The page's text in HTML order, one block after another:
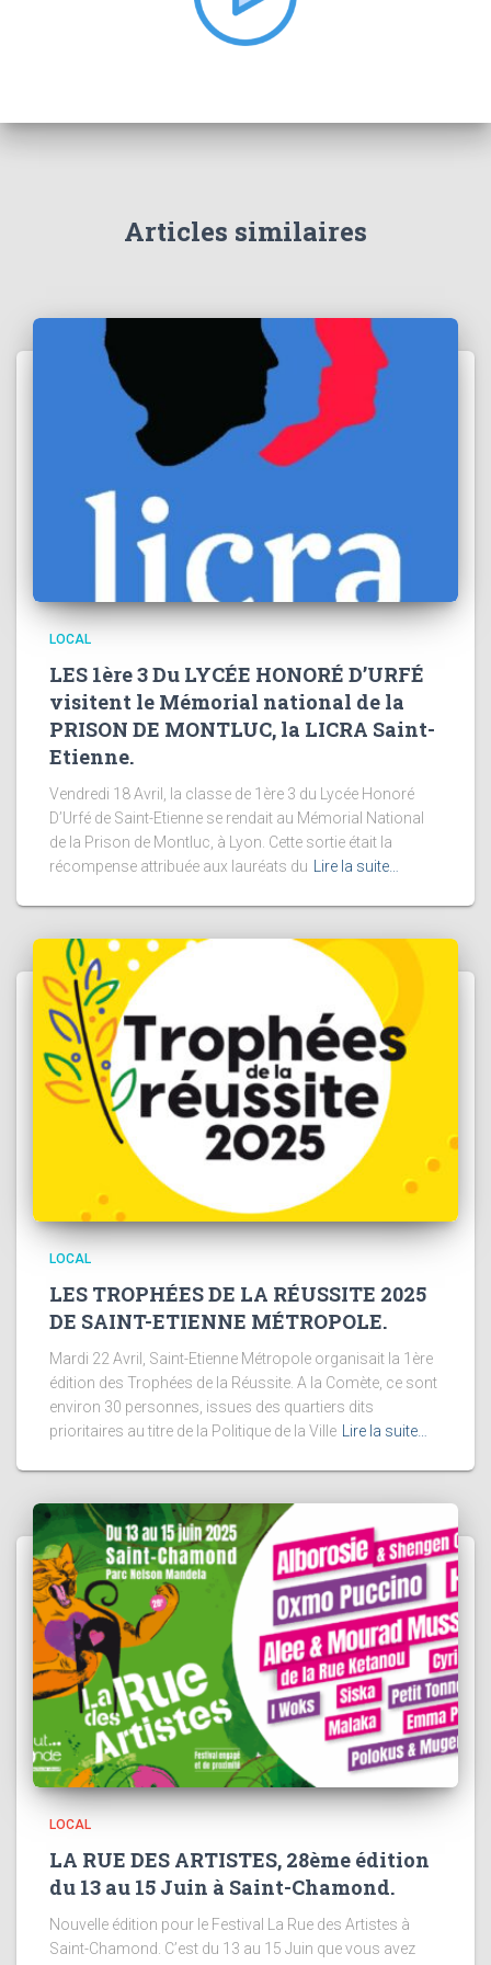
Articles similaires
LOCAL
LES 1ère 3 Du LYCÉE HONORÉ D’URFÉ
visitent le Mémorial national de la
PRISON DE MONTLUC, la LICRA Saint-
Etienne.
Vendredi 18 Avril, la classe de 1ère 3 du Lycée Honoré
D’Urfé de Saint-Etienne se rendait au Mémorial National
de la Prison de Montluc, à Lyon. Cette sortie était la
récompense attribuée aux lauréats du
Lire la suite…
LOCAL
LES TROPHÉES DE LA RÉUSSITE 2025
DE SAINT-ETIENNE MÉTROPOLE.
Mardi 22 Avril, Saint-Etienne Métropole organisait la 1ère
édition des Trophées de la Réussite. A la Comète, ce sont
environ 30 personnes, issues des quartiers dits
prioritaires au titre de la Politique de la Ville Lire la suite…
LOCAL
LA RUE DES ARTISTES, 28ème édition
du 13 au 15 Juin à Saint-Chamond.
Nouvelle édition pour le Festival La Rue des Artistes à
Saint-Chamond. C’est du 13 au 15 Juin que vous avez